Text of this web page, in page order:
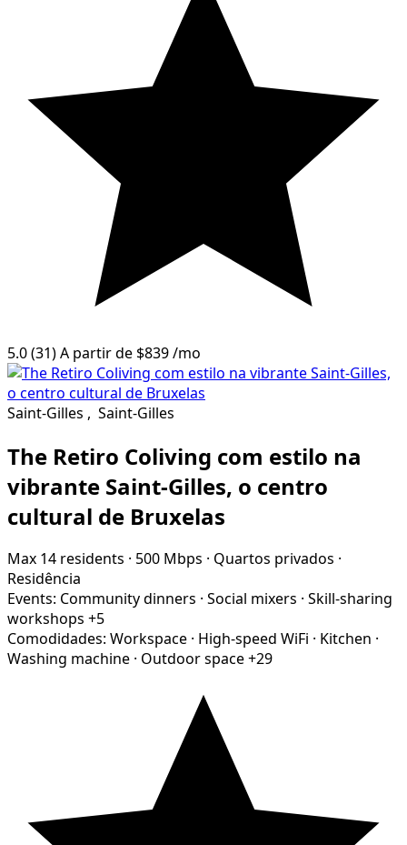
5.0(31)A partir de $839/mo
Saint-Gilles , Saint-Gilles
The Retiro Coliving com estilo na
vibrante Saint-Gilles, o centro
cultural de Bruxelas
Max 14 residents · 500 Mbps · Quartos privados ·
Residência
Events: Community dinners · Social mixers · Skill-sharing
workshops +5
Comodidades: Workspace · High-speed WiFi · Kitchen ·
Washing machine · Outdoor space+29